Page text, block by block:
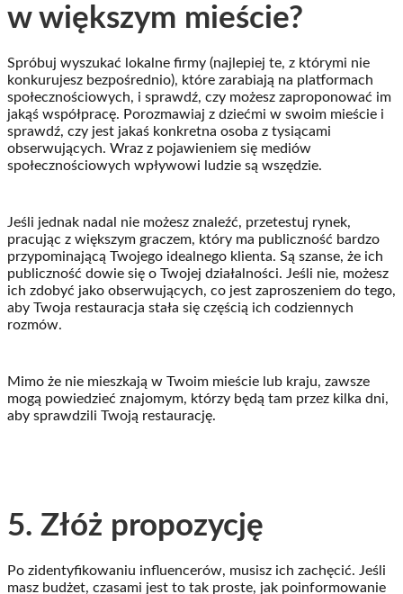
w większym mieście?
Spróbuj wyszukać lokalne firmy (najlepiej te, z którymi nie
konkurujesz bezpośrednio), które zarabiają na platformach
społecznościowych, i sprawdź, czy możesz zaproponować im
jakąś współpracę. Porozmawiaj z dziećmi w swoim mieście i
sprawdź, czy jest jakaś konkretna osoba z tysiącami
obserwujących. Wraz z pojawieniem się mediów
społecznościowych wpływowi ludzie są wszędzie.
Jeśli jednak nadal nie możesz znaleźć, przetestuj rynek,
pracując z większym graczem, który ma publiczność bardzo
przypominającą Twojego idealnego klienta. Są szanse, że ich
publiczność dowie się o Twojej działalności. Jeśli nie, możesz
ich zdobyć jako obserwujących, co jest zaproszeniem do tego,
aby Twoja restauracja stała się częścią ich codziennych
rozmów.
Mimo że nie mieszkają w Twoim mieście lub kraju, zawsze
mogą powiedzieć znajomym, którzy będą tam przez kilka dni,
aby sprawdzili Twoją restaurację.
5. Złóż propozycję
Po zidentyfikowaniu influencerów, musisz ich zachęcić. Jeśli
masz budżet, czasami jest to tak proste, jak poinformowanie